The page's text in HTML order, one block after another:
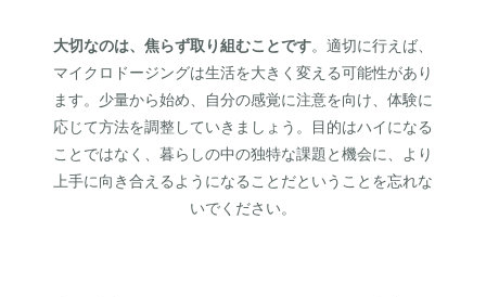
大切なのは、焦らず取り組むことです。適切に行えば、
マイクロドージングは生活を大きく変える可能性があり
ます。少量から始め、自分の感覚に注意を向け、体験に
応じて方法を調整していきましょう。目的はハイになる
ことではなく、暮らしの中の独特な課題と機会に、より
上手に向き合えるようになることだということを忘れな
いでください。